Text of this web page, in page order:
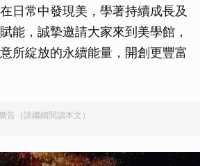
日常中發現美，學著持續成長及
能，誠摯邀請大家來到美學館，
所綻放的永續能量，開創更豐富
廣告（請繼續閱讀本文）